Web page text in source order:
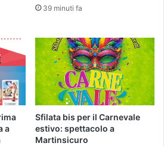
39 minuti fa
a
Sfilata bis per il Carnevale
estivo: spettacolo a
Martinsicuro